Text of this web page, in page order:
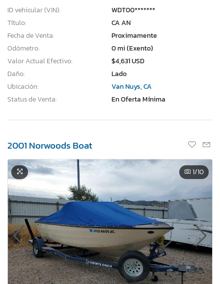
ID vehicular (VIN):
WDT00*******
Título:
CA AN
Fecha de Venta:
Proximamente
Odómetro:
0 mi (Exento)
Valor Actual Efectivo:
$4,631 USD
Daño:
Lado
Ubicación:
Van Nuys, CA
Status de Venta:
En Oferta Mínima
2001 Norwoods Boat
1/10